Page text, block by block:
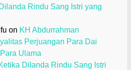
Rindu Sang Istri yang
on KH Abdurrahman
Perjuangan Para Dai
Ulama
Dilanda Rindu Sang Istri